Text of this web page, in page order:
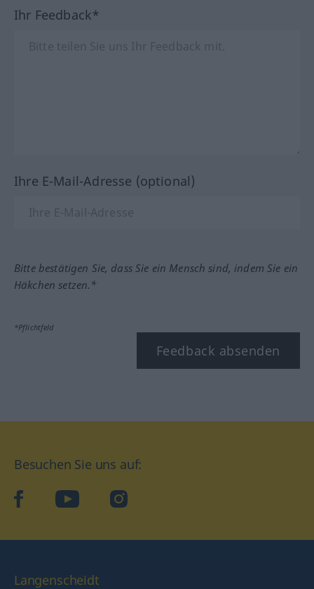
Ihr Feedback*
Ihre E-Mail-Adresse (optional)
Bitte bestätigen Sie, dass Sie ein Mensch sind, indem Sie ein
Häkchen setzen.*
*Pflichtfeld
Feedback absenden
Besuchen Sie uns auf:
facebookYouTube Instagram
Langenscheidt